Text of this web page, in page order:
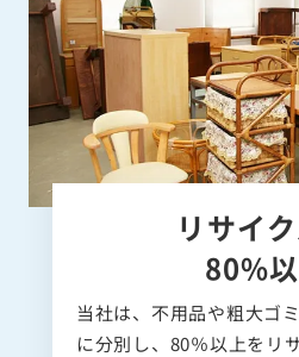
リサイ
80%
当社は、不用品や粗大ゴ
に分別し、80％以上をリ